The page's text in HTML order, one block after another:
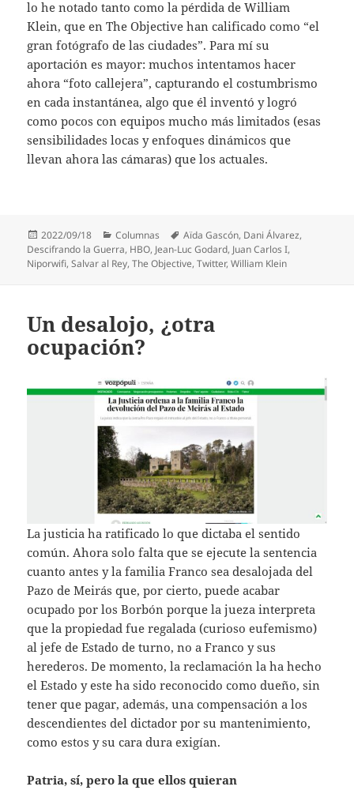
lo he notado tanto como la pérdida de William
Klein, que en The Objective han calificado como “el
gran fotógrafo de las ciudades”. Para mí su
aportación es mayor: muchos intentamos hacer
ahora “foto callejera”, capturando el costumbrismo
en cada instantánea, algo que él inventó y logró
como pocos con equipos mucho más limitados (esas
sensibilidades locas y enfoques dinámicos que
llevan ahora las cámaras) que los actuales.
Publicado
el
2022/09/18 Categorías
Columnas Etiquetas
Aïda Gascón, Dani Álvarez,
Descifrando la Guerra, HBO, Jean-Luc Godard, Juan Carlos I,
Niporwifi,Salvar al Rey,The Objective,Twitter,William Klein
Un desalojo, ¿otra
ocupación?
La justicia ha ratificado lo que dictaba el sentido
común. Ahora solo falta que se ejecute la sentencia
cuanto antes y la familia Franco sea desalojada del
Pazo de Meirás que, por cierto, puede acabar
ocupado por los Borbón porque la jueza interpreta
que la propiedad fue regalada (curioso eufemismo)
al jefe de Estado de turno, no a Franco y sus
herederos. De momento, la reclamación la ha hecho
el Estado y este ha sido reconocido como dueño, sin
tener que pagar, además, una compensación a los
descendientes del dictador por su mantenimiento,
como estos y su cara dura exigían.
Patria, sí, pero la que ellos quieran